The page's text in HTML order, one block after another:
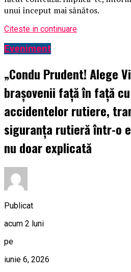
unui început mai sănătos.
Citeste in continuare
Eveniment
„Condu Prudent! Alege
brașovenii față în față
accidentelor rutiere,
siguranța rutieră într-o
nu doar explicată
Publicat
acum 2 luni
pe
iunie 6, 2026